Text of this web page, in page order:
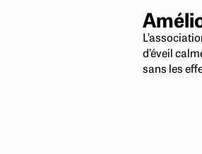
d’éveil
sans les